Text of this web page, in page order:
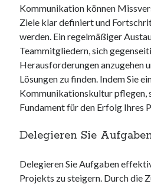
Kommunikation können
Ziele klar definiert und
werden. Ein regelmäßiger
Teammitgliedern, sich
Herausforderungen anzugehen
Lösungen zu finden. Indem Sie
Kommunikationskultur pflegen,
Fundament für den Erfolg Ihres
Delegieren Sie
Delegieren Sie Aufgaben
Projekts zu steigern. Durch die